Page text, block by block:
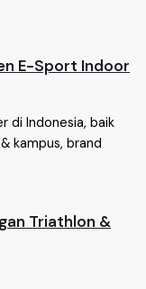
E-Sport Indoor
di Indonesia, baik
kampus, brand
Triathlon &